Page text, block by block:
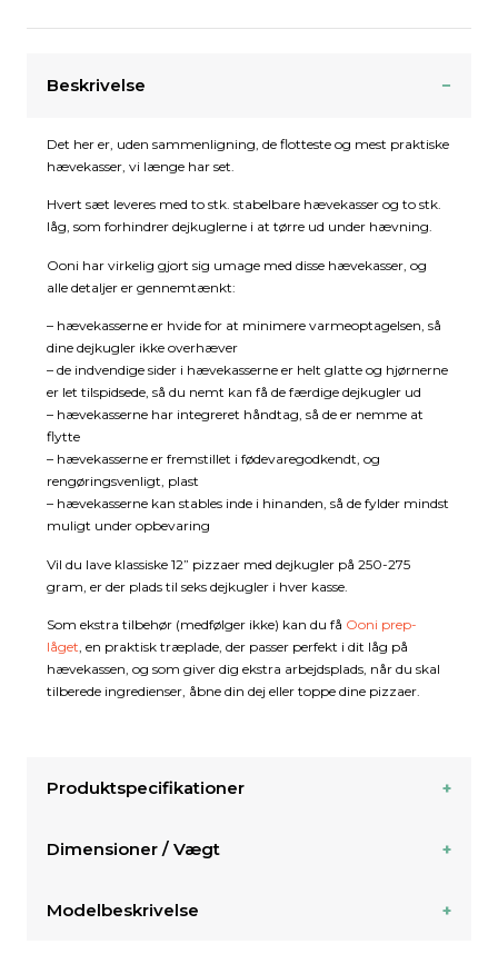
Beskrivelse
Det her er, uden sammenligning, de flotteste og mest praktiske
hævekasser, vi længe har set.
Hvert sæt leveres med to stk. stabelbare hævekasser og to stk.
låg, som forhindrer dejkuglerne i at tørre ud under hævning.
Ooni har virkelig gjort sig umage med disse hævekasser, og
alle detaljer er gennemtænkt:
– hævekasserne er hvide for at minimere varmeoptagelsen, så
dine dejkugler ikke overhæver
– de indvendige sider i hævekasserne er helt glatte og hjørnerne
er let tilspidsede, så du nemt kan få de færdige dejkugler ud
– hævekasserne har integreret håndtag, så de er nemme at
flytte
– hævekasserne er fremstillet i fødevaregodkendt, og
rengøringsvenligt, plast
– hævekasserne kan stables inde i hinanden, så de fylder mindst
muligt under opbevaring
Vil du lave klassiske 12” pizzaer med dejkugler på 250-275
gram, er der plads til seks dejkugler i hver kasse.
Som ekstra tilbehør (medfølger ikke) kan du få Ooni prep-
låget, en praktisk træplade, der passer perfekt i dit låg på
hævekassen, og som giver dig ekstra arbejdsplads, når du skal
tilberede ingredienser, åbne din dej eller toppe dine pizzaer.
Produktspecifikationer
Dimensioner / Vægt
Modelbeskrivelse